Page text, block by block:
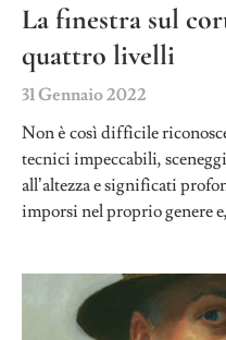
La finestra sul
quattro livelli
31 Gennaio 2022
Non è così difficile
tecnici impeccabili,
all’altezza e significati
imporsi nel proprio genere